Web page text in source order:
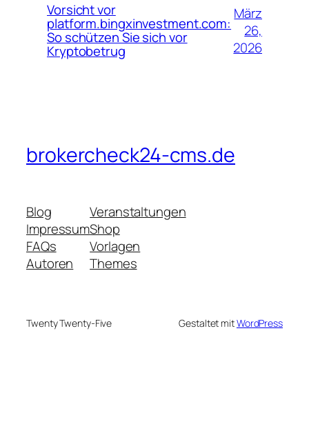
Vorsicht vor
platform.bingxinvestment.com:
So schützen Sie sich vor
Kryptobetrug
März
26,
2026
brokercheck24-cms.de
Blog
Impressum
FAQs
Autoren
Veranstaltungen
Shop
Vorlagen
Themes
Twenty Twenty-Five Gestaltet mitWordPress